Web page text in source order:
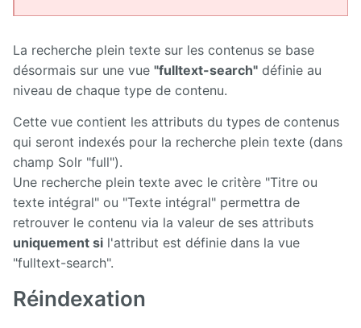
et
Manuel
mise à
Releases
La recherche plein texte sur les contenus se base
désormais sur une vue "fulltext-search" définie au
niveau de chaque type de contenu.
Cette vue contient les attributs du types de contenus
qui seront indexés pour la recherche plein texte (dans
champ Solr "full").
Une recherche plein texte avec le critère "Titre ou
texte intégral" ou "Texte intégral" permettra de
retrouver le contenu via la valeur de ses attributs
uniquement si l'attribut est définie dans la vue
"fulltext-search".
Réindexation